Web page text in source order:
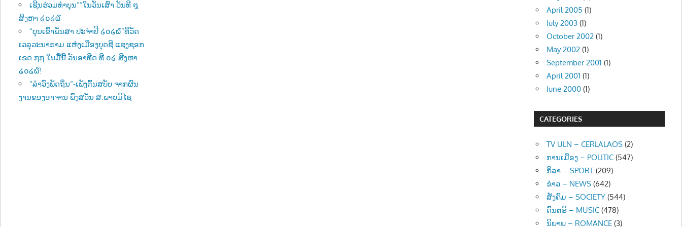
ເຊີນຮ່ວມທຳບຸນ””ໃນວັນເສົາ ວັນທີ ໘
ສີງຫາ ໒໐໒໖
“ບຸນເຂົ້າພັນສາ ປະຈຳປີ ໒໐໒໖”ທີ່ວັດ
ເວລຸວະນາຣາມ ແຫ່ງເມືອງບຸດຊີ ແຊງຊອກ
ເຂດ ໗໗ ໃນມື້ນີ້ ວັນອາທີດ ທີ ໐໒ ສີງຫາ
໒໐໒໖!
“ລຳວົງພັດຖິ່ນ“-ເພັງຕົ້ນສບັບ ຈາກຜົນ
ງານຂອງອາຈານ ພົງສວັນ ສ.ພາບມີໄຊ
April 2005 (1)
July 2003 (1)
October 2002 (1)
May 2002 (1)
September 2001 (1)
April 2001 (1)
June 2000 (1)
CATEGORIES
TV ULN – CERLALAOS (2)
ການເມືອງ – POLITIC (547)
ກິລາ – SPORT (209)
ຂ່າວ – NEWS (642)
ສັງຄົມ – SOCIETY (544)
ດົນຕຣີ – MUSIC (478)
ນິຍາຍ – ROMANCE (3)